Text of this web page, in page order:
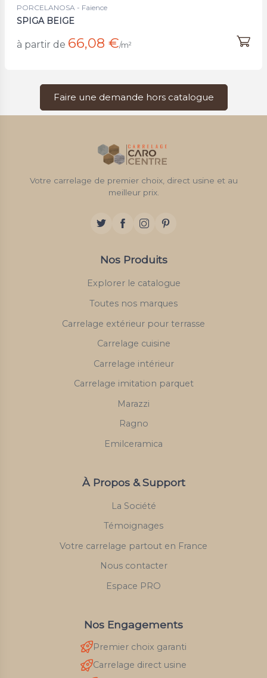
PORCELANOSA - Faience
SPIGA BEIGE
à partir de 66,08 €/m²
Faire une demande hors catalogue
Votre carrelage de premier choix, direct usine et au
meilleur prix.
Nos Produits
Explorer le catalogue
Toutes nos marques
Carrelage extérieur pour terrasse
Carrelage cuisine
Carrelage intérieur
Carrelage imitation parquet
Marazzi
Ragno
Emilceramica
À Propos & Support
La Société
Témoignages
Votre carrelage partout en France
Nous contacter
Espace PRO
Nos Engagements
Premier choix garanti
Carrelage direct usine